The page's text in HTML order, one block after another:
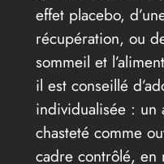
effet placebo,
récupération, ou
sommeil et
il est conseillé
individualisée : un
chasteté comme
cadre contrôlé, en